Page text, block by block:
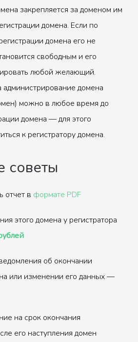
закрепляется за доменом им
домена. Если по
домена его не
свободным и его
любой желающий.
администрирование домена
можно в любое время до
домена — для этого
к регистратору домена.
советы
отчет в формате PDF
этого домена у регистратора
об окончании
или изменении его данных —
на срок окончания
его наступления домен